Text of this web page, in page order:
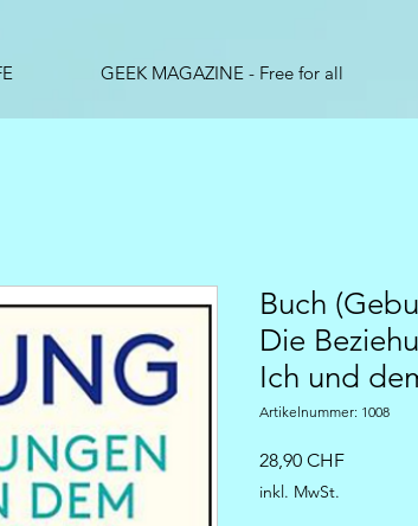
GEEK MAGAZINE - Free for all
Buch
Die
Ich und
Artikelnummer: 1008
28,90 CHFPreis
inkl. MwSt.